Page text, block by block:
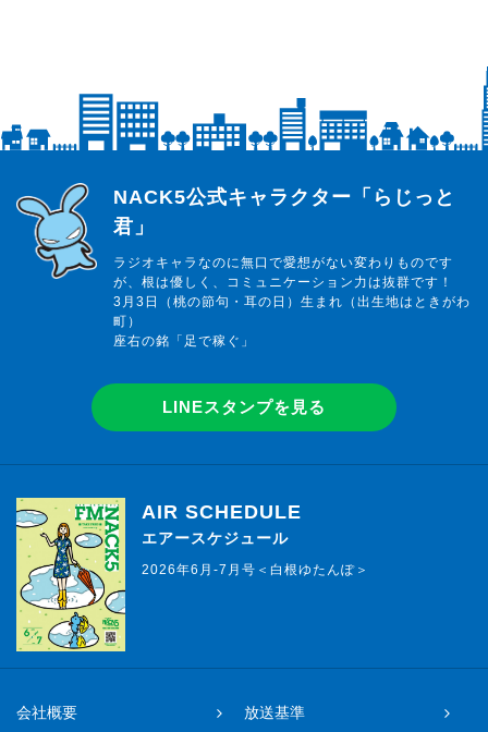
らじっと君
NACK5公式キャラクター「らじっと
君」
ラジオキャラなのに無口で愛想がない変わりものです
が、根は優しく、コミュニケーション力は抜群です！
3月3日（桃の節句・耳の日）生まれ（出生地はときがわ
町）
座右の銘「足で稼ぐ」
LINEスタンプを見る
AIR SCHEDULE
エアースケジュール
2026年6月-7月号＜白根ゆたんぽ＞
会社概要 放送基準